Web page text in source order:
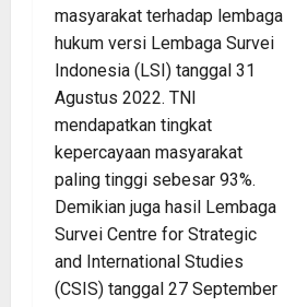
masyarakat terhadap lembaga
hukum versi Lembaga Survei
Indonesia (LSI) tanggal 31
Agustus 2022. TNI
mendapatkan tingkat
kepercayaan masyarakat
paling tinggi sebesar 93%.
Demikian juga hasil Lembaga
Survei Centre for Strategic
and International Studies
(CSIS) tanggal 27 September